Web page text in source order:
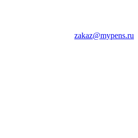
zakaz@mypens.ru